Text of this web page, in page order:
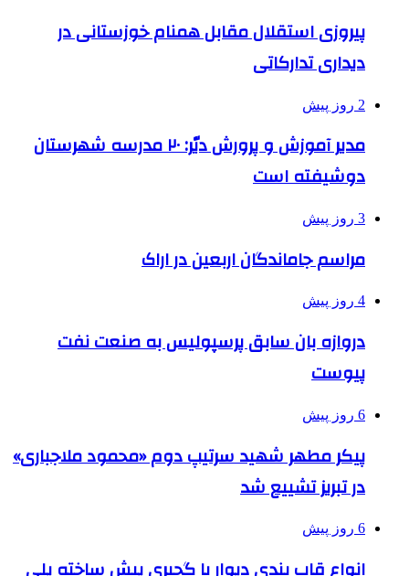
پیروزی استقلال مقابل همنام خوزستانی در
دیداری تدارکاتی
2 روز پیش
مدیر آموزش و پرورش دیّر: ۲۰ مدرسه شهرستان
دوشیفته است
3 روز پیش
مراسم جاماندگان اربعین در اراک
4 روز پیش
دروازه بان سابق پرسپولیس به صنعت نفت
پیوست
6 روز پیش
پیکر مطهر شهید سرتیپ دوم «محمود ملاجباری»
در تبریز تشییع شد
6 روز پیش
انواع قاب بندی دیوار با گچبری پیش ساخته پلی